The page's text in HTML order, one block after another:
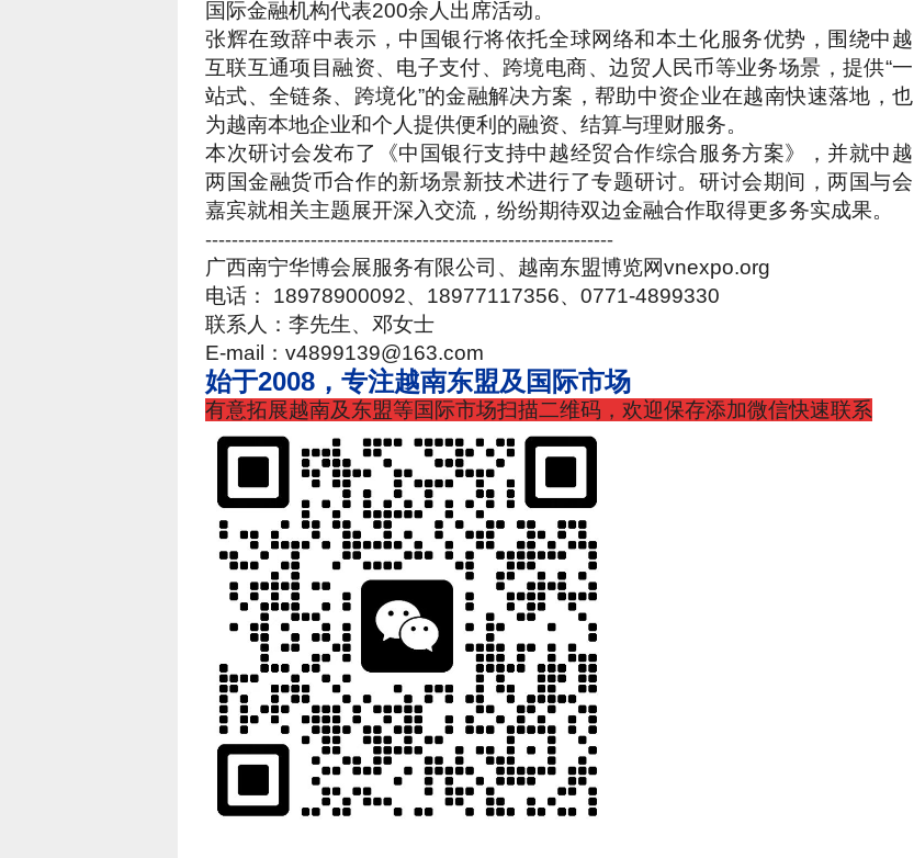
国际金融机构代表200余人出席活动。
张辉在致辞中表示，中国银行将依托全球网络和本土化服务优势，围绕中越
互联互通项目融资、电子支付、跨境电商、边贸人民币等业务场景，提供“一
站式、全链条、跨境化”的金融解决方案，帮助中资企业在越南快速落地，也
为越南本地企业和个人提供便利的融资、结算与理财服务。
本次研讨会发布了《中国银行支持中越经贸合作综合服务方案》，并就中越
两国金融货币合作的新场景新技术进行了专题研讨。研讨会期间，两国与会
嘉宾就相关主题展开深入交流，纷纷期待双边金融合作取得更多务实成果。
--------------------------------------------------------------
广西南宁华博会展服务有限公司、越南东盟博览网vnexpo.org
电话： 18978900092、18977117356、0771-4899330
联系人：李先生、邓女士
E-mail：v4899139@163.com
始于2008，专注越南东盟及国际市场
有意拓展越南及东盟等国际市场扫描二维码，欢迎保存添加微信快速联系